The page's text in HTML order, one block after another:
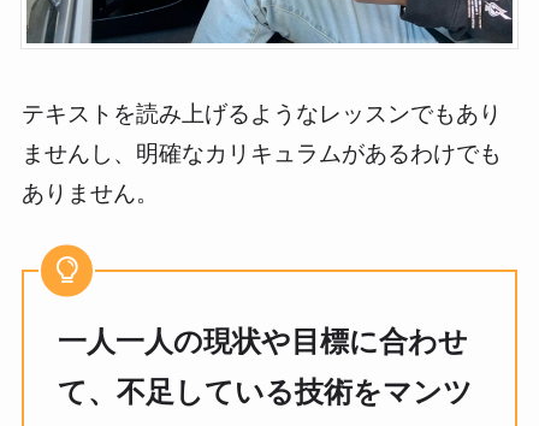
テキストを読み上げるようなレッスンでもあり
ませんし、明確なカリキュラムがあるわけでも
ありません。
一人一人の現状や目標に合わせ
て、不足している技術をマンツ